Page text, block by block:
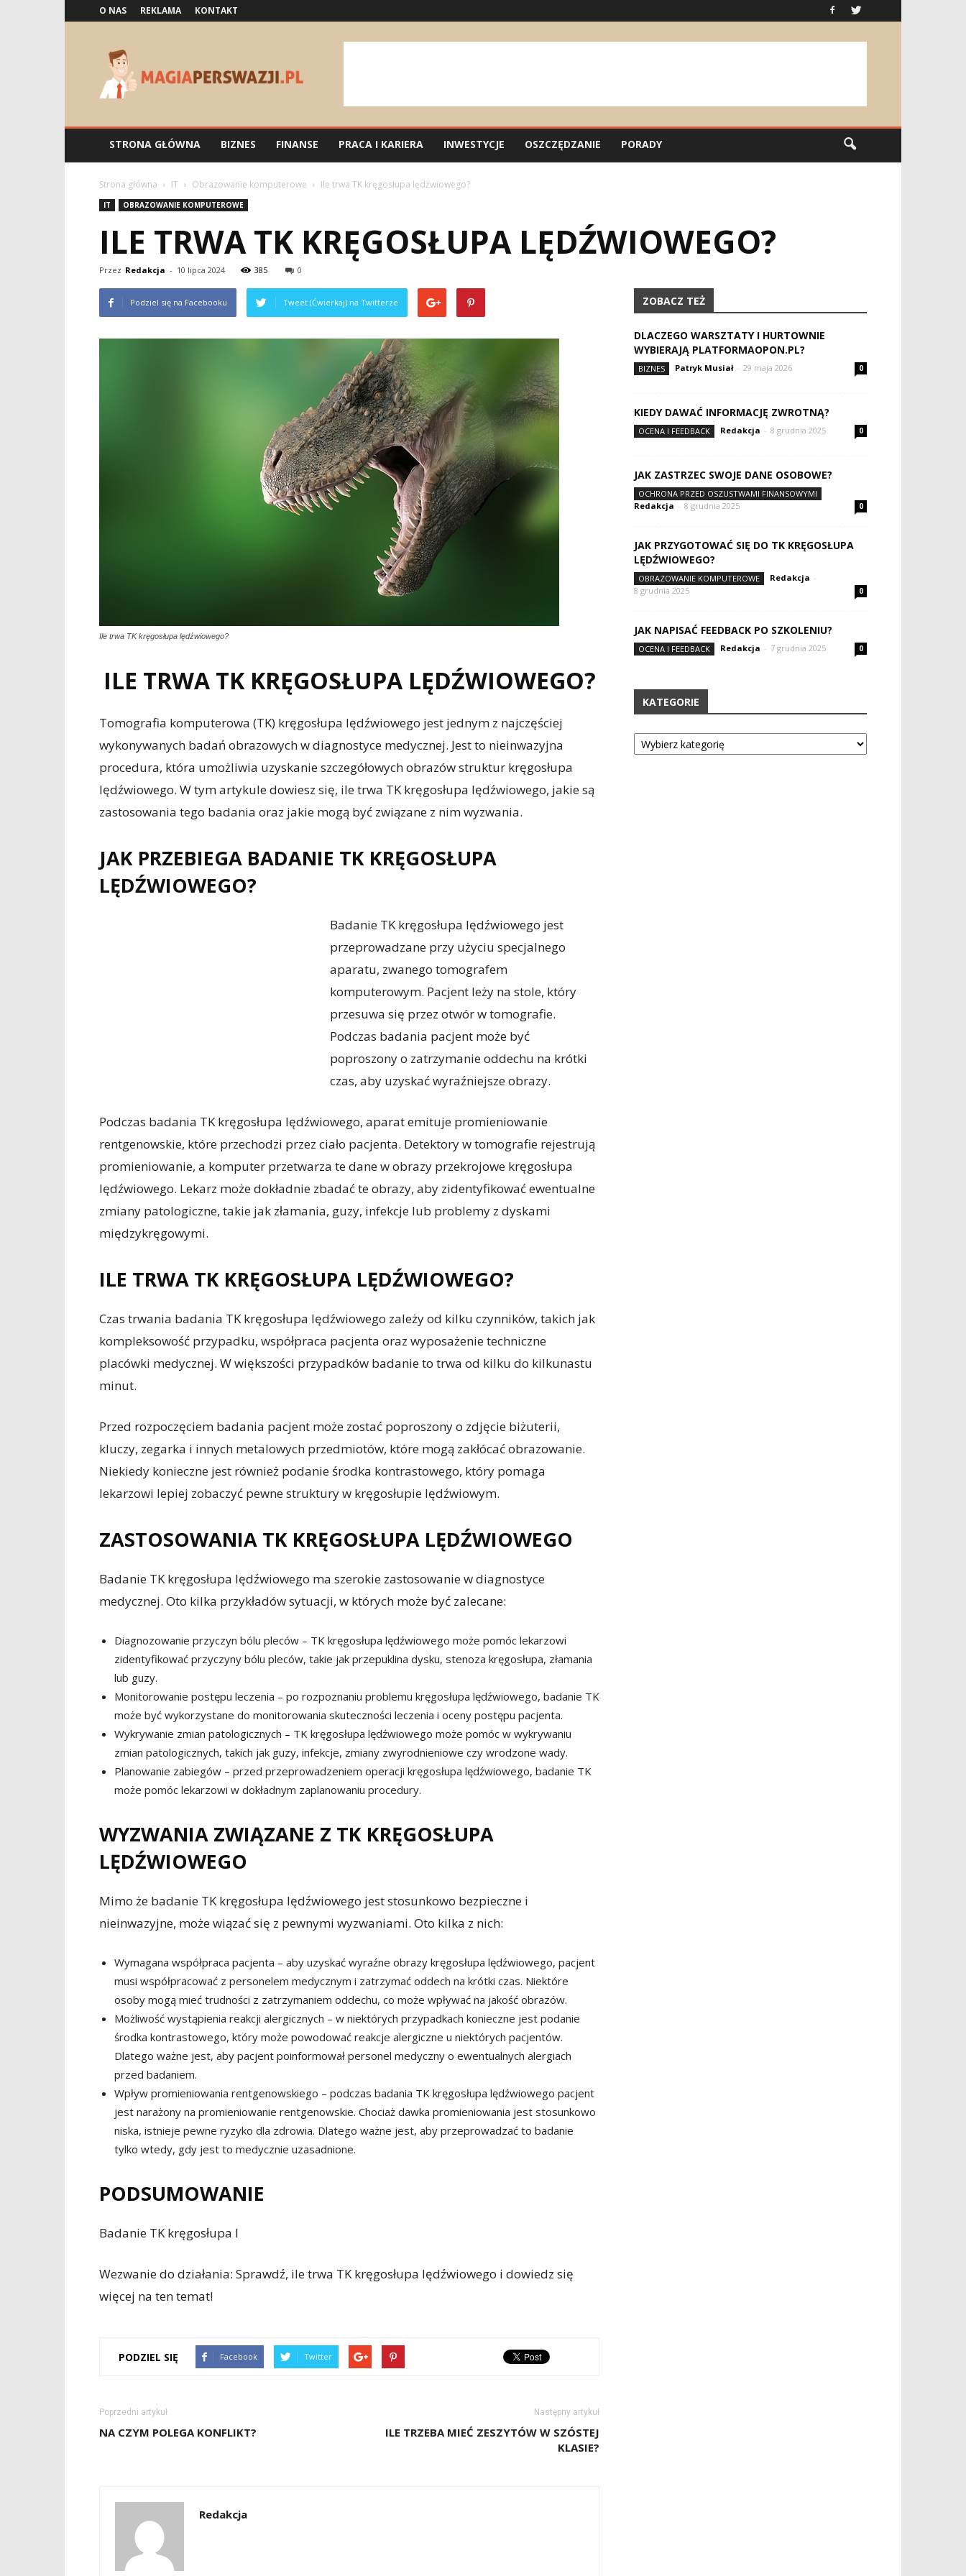
O NAS REKLAMA KONTAKT
Magiaperswazji.pl
STRONA GŁÓWNA BIZNES FINANSE PRACA I KARIERA INWESTYCJE OSZCZĘDZANIE PORADY
Strona główna IT Obrazowanie komputerowe Ile trwa TK kręgosłupa lędźwiowego?
IT OBRAZOWANIE KOMPUTEROWE
ILE TRWA TK KRĘGOSŁUPA LĘDŹWIOWEGO?
Przez Redakcja - 10 lipca 2024 385 0
Podziel się na Facebooku Tweet (Ćwierkaj) na Twitterze
Ile trwa TK kręgosłupa lędźwiowego?
ILE TRWA TK KRĘGOSŁUPA LĘDŹWIOWEGO?
Tomografia komputerowa (TK) kręgosłupa lędźwiowego jest jednym z najczęściej
wykonywanych badań obrazowych w diagnostyce medycznej. Jest to nieinwazyjna
procedura, która umożliwia uzyskanie szczegółowych obrazów struktur kręgosłupa
lędźwiowego. W tym artykule dowiesz się, ile trwa TK kręgosłupa lędźwiowego, jakie są
zastosowania tego badania oraz jakie mogą być związane z nim wyzwania.
JAK PRZEBIEGA BADANIE TK KRĘGOSŁUPA
LĘDŹWIOWEGO?
Badanie TK kręgosłupa lędźwiowego jest
przeprowadzane przy użyciu specjalnego
aparatu, zwanego tomografem
komputerowym. Pacjent leży na stole, który
przesuwa się przez otwór w tomografie.
Podczas badania pacjent może być
poproszony o zatrzymanie oddechu na krótki
czas, aby uzyskać wyraźniejsze obrazy.
Podczas badania TK kręgosłupa lędźwiowego, aparat emituje promieniowanie
rentgenowskie, które przechodzi przez ciało pacjenta. Detektory w tomografie rejestrują
promieniowanie, a komputer przetwarza te dane w obrazy przekrojowe kręgosłupa
lędźwiowego. Lekarz może dokładnie zbadać te obrazy, aby zidentyfikować ewentualne
zmiany patologiczne, takie jak złamania, guzy, infekcje lub problemy z dyskami
międzykręgowymi.
ILE TRWA TK KRĘGOSŁUPA LĘDŹWIOWEGO?
Czas trwania badania TK kręgosłupa lędźwiowego zależy od kilku czynników, takich jak
kompleksowość przypadku, współpraca pacjenta oraz wyposażenie techniczne
placówki medycznej. W większości przypadków badanie to trwa od kilku do kilkunastu
minut.
Przed rozpoczęciem badania pacjent może zostać poproszony o zdjęcie biżuterii,
kluczy, zegarka i innych metalowych przedmiotów, które mogą zakłócać obrazowanie.
Niekiedy konieczne jest również podanie środka kontrastowego, który pomaga
lekarzowi lepiej zobaczyć pewne struktury w kręgosłupie lędźwiowym.
ZASTOSOWANIA TK KRĘGOSŁUPA LĘDŹWIOWEGO
Badanie TK kręgosłupa lędźwiowego ma szerokie zastosowanie w diagnostyce
medycznej. Oto kilka przykładów sytuacji, w których może być zalecane:
Diagnozowanie przyczyn bólu pleców – TK kręgosłupa lędźwiowego może pomóc lekarzowi
zidentyfikować przyczyny bólu pleców, takie jak przepuklina dysku, stenoza kręgosłupa, złamania
lub guzy.
Monitorowanie postępu leczenia – po rozpoznaniu problemu kręgosłupa lędźwiowego, badanie TK
może być wykorzystane do monitorowania skuteczności leczenia i oceny postępu pacjenta.
Wykrywanie zmian patologicznych – TK kręgosłupa lędźwiowego może pomóc w wykrywaniu
zmian patologicznych, takich jak guzy, infekcje, zmiany zwyrodnieniowe czy wrodzone wady.
Planowanie zabiegów – przed przeprowadzeniem operacji kręgosłupa lędźwiowego, badanie TK
może pomóc lekarzowi w dokładnym zaplanowaniu procedury.
WYZWANIA ZWIĄZANE Z TK KRĘGOSŁUPA
LĘDŹWIOWEGO
Mimo że badanie TK kręgosłupa lędźwiowego jest stosunkowo bezpieczne i
nieinwazyjne, może wiązać się z pewnymi wyzwaniami. Oto kilka z nich:
Wymagana współpraca pacjenta – aby uzyskać wyraźne obrazy kręgosłupa lędźwiowego, pacjent
musi współpracować z personelem medycznym i zatrzymać oddech na krótki czas. Niektóre
osoby mogą mieć trudności z zatrzymaniem oddechu, co może wpływać na jakość obrazów.
Możliwość wystąpienia reakcji alergicznych – w niektórych przypadkach konieczne jest podanie
środka kontrastowego, który może powodować reakcje alergiczne u niektórych pacjentów.
Dlatego ważne jest, aby pacjent poinformował personel medyczny o ewentualnych alergiach
przed badaniem.
Wpływ promieniowania rentgenowskiego – podczas badania TK kręgosłupa lędźwiowego pacjent
jest narażony na promieniowanie rentgenowskie. Chociaż dawka promieniowania jest stosunkowo
niska, istnieje pewne ryzyko dla zdrowia. Dlatego ważne jest, aby przeprowadzać to badanie
tylko wtedy, gdy jest to medycznie uzasadnione.
PODSUMOWANIE
Badanie TK kręgosłupa l
Wezwanie do działania: Sprawdź, ile trwa TK kręgosłupa lędźwiowego i dowiedz się
więcej na ten temat!
PODZIEL SIĘ Facebook Twitter
Poprzedni artykuł
NA CZYM POLEGA KONFLIKT?
Następny artykuł
ILE TRZEBA MIEĆ ZESZYTÓW W SZÓSTEJ
KLASIE?
Redakcja
ZOBACZ TEŻ
DLACZEGO WARSZTATY I HURTOWNIE
WYBIERAJĄ PLATFORMAOPON.PL?
BIZNES Patryk Musiał - 29 maja 2026 0
KIEDY DAWAĆ INFORMACJĘ ZWROTNĄ?
OCENA I FEEDBACK Redakcja - 8 grudnia 2025 0
JAK ZASTRZEC SWOJE DANE OSOBOWE?
OCHRONA PRZED OSZUSTWAMI FINANSOWYMI
Redakcja - 8 grudnia 2025 0
JAK PRZYGOTOWAĆ SIĘ DO TK KRĘGOSŁUPA
LĘDŹWIOWEGO?
OBRAZOWANIE KOMPUTEROWE Redakcja -
8 grudnia 2025
0
JAK NAPISAĆ FEEDBACK PO SZKOLENIU?
OCENA I FEEDBACK Redakcja - 7 grudnia 2025 0
KATEGORIE
Kategorie